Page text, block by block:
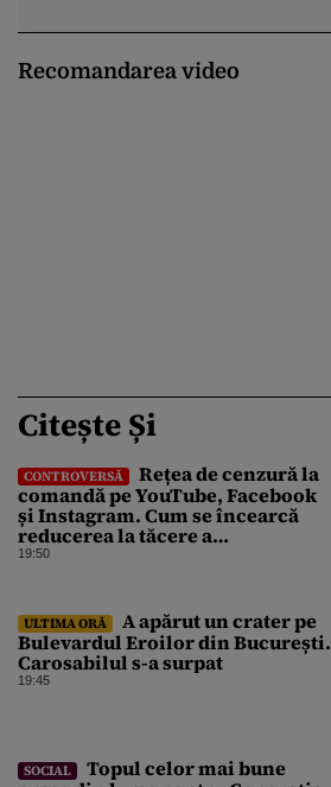
Recomandarea video
Citește Și
CONTROVERSĂ
Rețea de cenzură la
comandă pe YouTube, Facebook
și Instagram. Cum se încearcă
reducerea la tăcere a
investigațiilor de presă de pe
19:50
ULTIMA ORĂ
A apărut un crater pe
Bulevardul Eroilor din București.
Carosabilul s-a surpat
19:45
SOCIAL
Topul celor mai bune